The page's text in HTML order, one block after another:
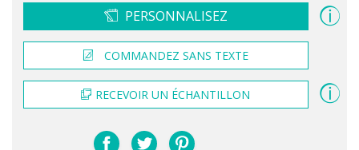
PERSONNALISEZ
COMMANDEZ SANS TEXTE
RECEVOIR UN ÉCHANTILLON